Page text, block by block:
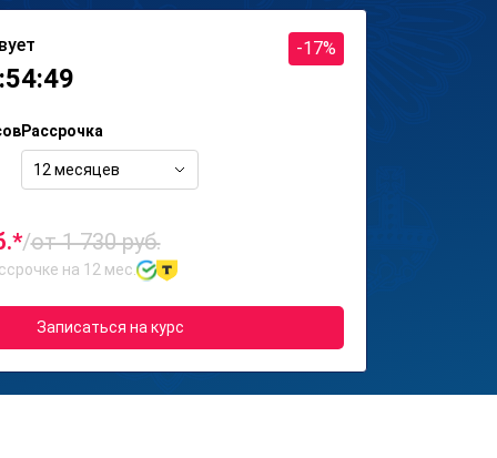
-17%
Рассрочка
12 месяцев
/от 1 730 руб.
на 12 мес.
Записаться на курс